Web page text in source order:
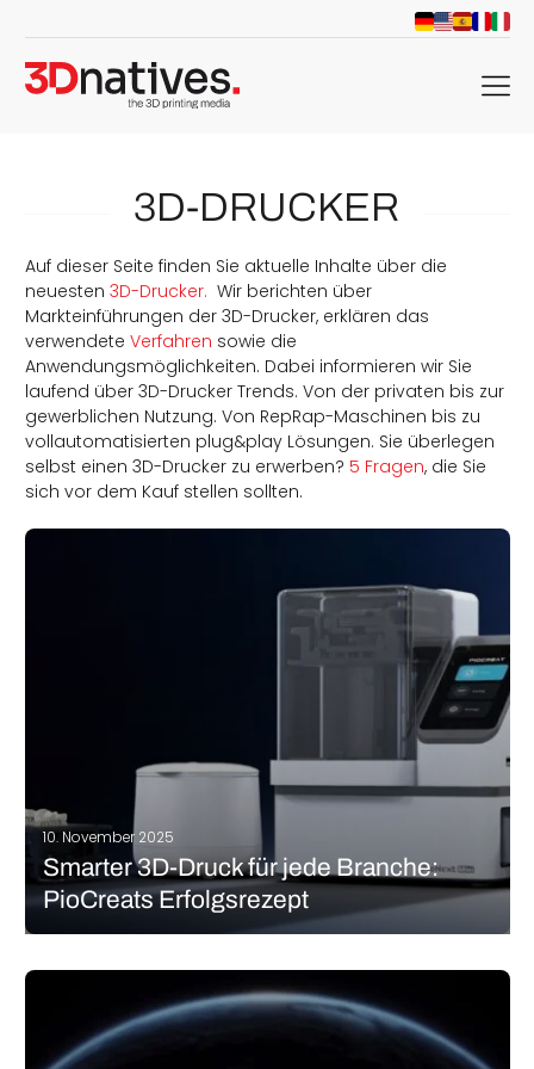
menu
3D-DRUCKER
Auf dieser Seite finden Sie aktuelle Inhalte über die
neuesten 3D-Drucker. Wir berichten über
Markteinführungen der 3D-Drucker, erklären das
verwendete Verfahren sowie die
Anwendungsmöglichkeiten. Dabei informieren wir Sie
laufend über 3D-Drucker Trends. Von der privaten bis zur
gewerblichen Nutzung. Von RepRap-Maschinen bis zu
vollautomatisierten plug&play Lösungen. Sie überlegen
selbst einen 3D-Drucker zu erwerben? 5 Fragen, die Sie
sich vor dem Kauf stellen sollten.
10. November 2025
Smarter 3D-Druck für jede Branche:
PioCreats Erfolgsrezept
3D-Druck-Spezialist PioCreat auf Spezialisierung. Seine
Maschinen sind gezielt auf die Anforderungen einzelner
Branchen zugeschnitten, von kompakten Dentalsystemen bis
zu großformatigen Industriedruckern. Das Ergebnis ist ein
Portfolio, das zeigt, wie vielseitig additive Fertigung…